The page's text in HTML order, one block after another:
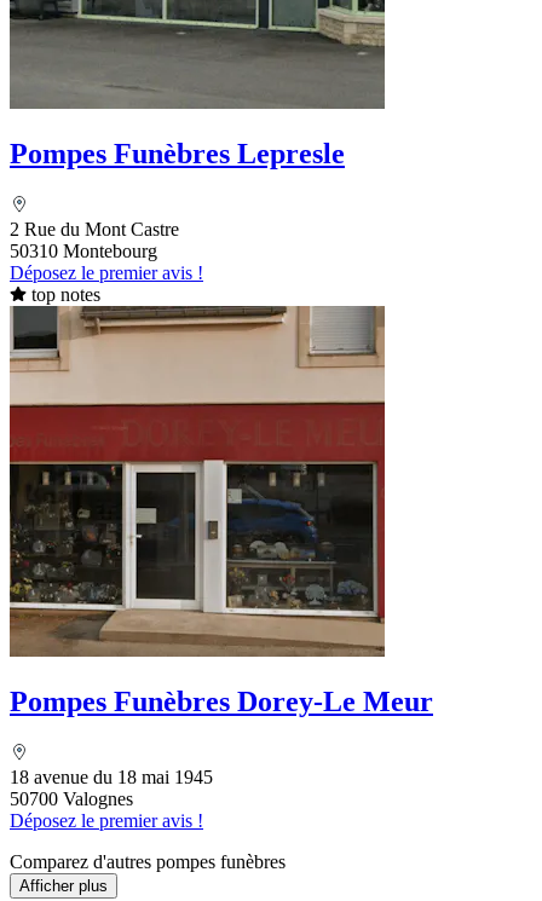
Pompes Funèbres Lepresle
2 Rue du Mont Castre
50310 Montebourg
Déposez le premier avis !
top notes
Pompes Funèbres Dorey-Le Meur
18 avenue du 18 mai 1945
50700 Valognes
Déposez le premier avis !
Comparez d'autres pompes funèbres
Afficher plus